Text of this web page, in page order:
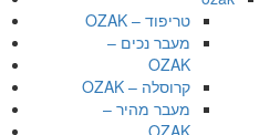
טריפוד – OZAK
מעבר נכים –
OZAK
קרוסלה – OZAK
מעבר מהיר –
OZAK